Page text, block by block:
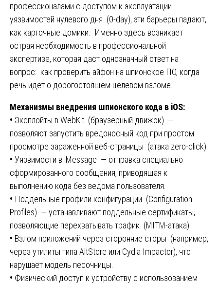
профессионалами с доступом к эксплуатации
уязвимостей нулевого дня (0-day), эти барьеры падают,
как карточные домики. Именно здесь возникает
острая необходимость в профессиональной
экспертизе, которая даст однозначный ответ на
вопрос: как проверить айфон на шпионское ПО, когда
речь идет о дорогостоящем целевом взломе.
Механизмы внедрения шпионского кода в iOS:
• Эксплойты в WebKit (браузерный движок) —
позволяют запустить вредоносный код при простом
просмотре зараженной веб-страницы (атака zero-click).
• Уязвимости в iMessage — отправка специально
сформированного сообщения, приводящая к
выполнению кода без ведома пользователя.
• Поддельные профили конфигурации (Configuration
Profiles) — устанавливают поддельные сертификаты,
позволяющие перехватывать трафик (MITM-атака).
• Взлом приложений через сторонние сторы (например,
через утилиты типа AltStore или Cydia Impactor), что
нарушает модель песочницы.
• Физический доступ к устройству с использованием